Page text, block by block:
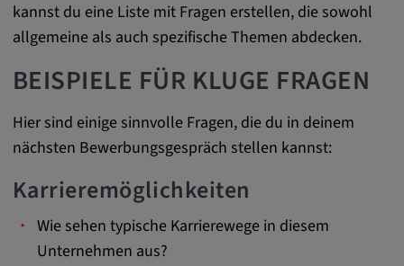
kannst du eine Liste mit Fragen erstellen, die sowohl
allgemeine als auch spezifische Themen abdecken.
BEISPIELE FÜR KLUGE FRAGEN
Hier sind einige sinnvolle Fragen, die du in deinem
nächsten Bewerbungsgespräch stellen kannst:
Karrieremöglichkeiten
Wie sehen typische Karrierewege in diesem
Unternehmen aus?
Cookie Laufzeit:
3 Tage
Youtube
Name:
VISITOR_INFO1_LIVE, YSC, CONSENT,
yt-remote-cast-installed, yt-remote-
remote-fast-check-period, yt-remote-session-
app, yt-remote-session-name, IDE,